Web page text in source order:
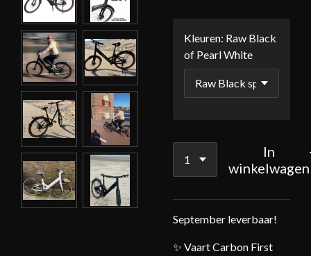
Kleuren: Raw Black
of Pearl White
In
winkelwagen
September leverbaar!
✨ Vaart Carbon First